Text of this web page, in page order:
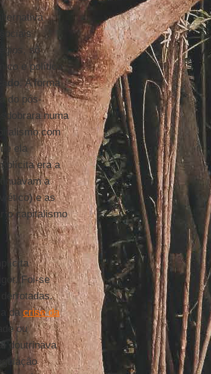
só
e político
. A forma
do pós-
numa
com
ela
era a
a
e as
o capitalismo
Foi-se
da crise da
ou
doutrinava